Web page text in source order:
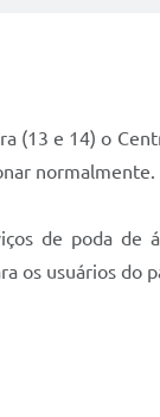
(13 e 14) o
normalmente.
de poda de
os usuários do